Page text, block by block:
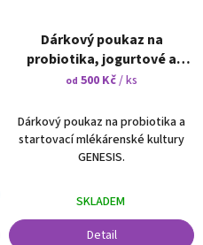
Dárkový poukaz na
probiotika, jogurtové a
kefírové kultury
od 500 Kč/ ks
Dárkový poukaz na probiotika a
startovací mlékárenské kultury
GENESIS.
SKLADEM
Detail